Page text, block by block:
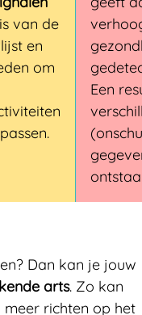
van de
en
om
Een
Dan kan je jouw
arts. Zo kan
richten op het